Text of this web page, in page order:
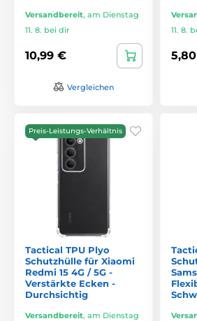
Versandbereit, am Dienstag
11. 8. bei dir
10,99 €
Vergleichen
11. 8.
Preis-Leistungs-Verhältnis
Tactical TPU Plyo
Schutzhülle für Xiaomi
Redmi 15 4G / 5G -
Verstärkte Ecken -
Durchsichtig
Versandbereit, am Dienstag